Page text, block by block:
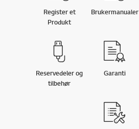
Register et
Produkt
Brukermanualer
Reservedeler og
tilbehør
Garanti